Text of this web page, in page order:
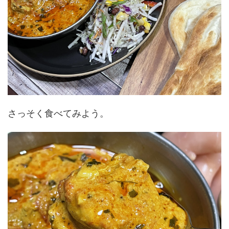
さっそく食べてみよう。